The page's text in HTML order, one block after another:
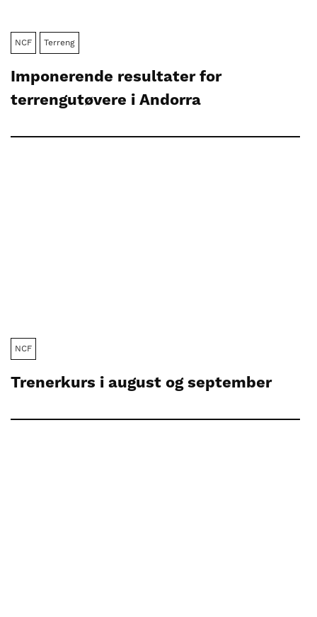
NCF Terreng
Imponerende resultater for
terrengutøvere i Andorra
NCF
Trenerkurs i august og september